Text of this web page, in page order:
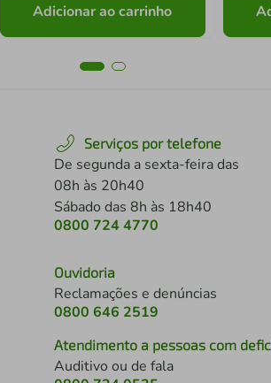
Adicionar ao carrinho
Serviços por telefone
De segunda a sexta-feira das
08h às 20h40
Sábado das 8h às 18h40
0800 724 4770
Ouvidoria
Reclamações e denúncias
0800 646 2519
Atendimento a pessoas com
Auditivo ou de fala